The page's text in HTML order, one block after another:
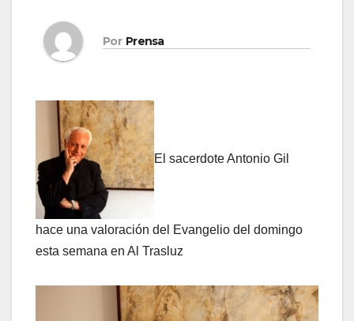
Por Prensa
El sacerdote Antonio Gil
hace una valoración del Evangelio del domingo
esta semana en Al Trasluz